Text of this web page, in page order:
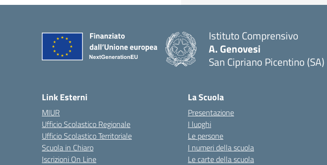
Istituto Comprensivo
A. Genovesi
San Cipriano Picentino (SA)
Link Esterni
MIUR
Ufficio Scolastico Regionale
Ufficio Scolastico Territoriale
Scuola in Chiaro
Iscrizioni On Line
La Scuola
Presentazione
I luoghi
Le persone
I numeri della scuola
Le carte della scuola